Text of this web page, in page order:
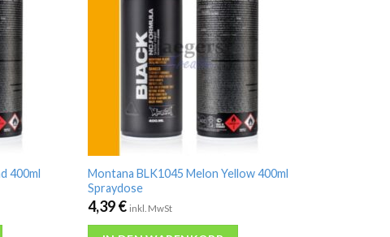
400ml
Montana BLK1045 Melon Yellow 400ml
Spraydose
4,39€ inkl. MwSt